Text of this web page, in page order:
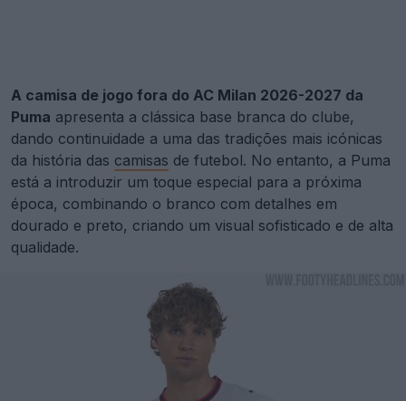
A camisa de jogo fora do AC Milan 2026-2027 da
Puma apresenta a clássica base branca do clube,
dando continuidade a uma das tradições mais icónicas
da história das camisas de futebol. No entanto, a Puma
está a introduzir um toque especial para a próxima
época, combinando o branco com detalhes em
dourado e preto, criando um visual sofisticado e de alta
qualidade.